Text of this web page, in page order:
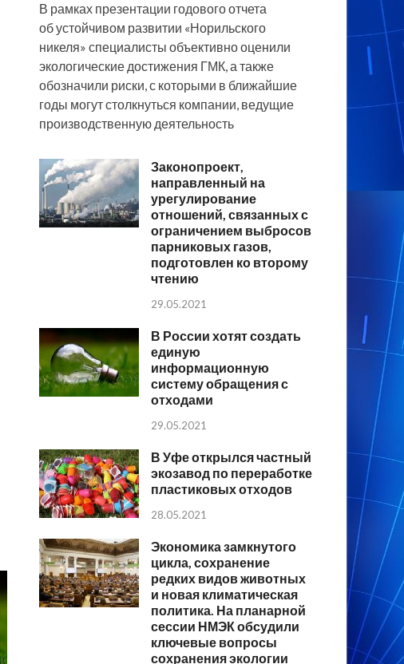
В рамках презентации годового отчета
об устойчивом развитии «Норильского
никеля» специалисты объективно оценили
экологические достижения ГМК, а также
обозначили риски, с которыми в ближайшие
годы могут столкнуться компании, ведущие
производственную деятельность
Законопроект,
направленный на
урегулирование
отношений, связанных с
ограничением выбросов
парниковых газов,
подготовлен ко второму
чтению
29.05.2021
В России хотят создать
единую
информационную
систему обращения с
отходами
29.05.2021
В Уфе открылся частный
экозавод по переработке
пластиковых отходов
28.05.2021
Экономика замкнутого
цикла, сохранение
редких видов животных
и новая климатическая
политика. На планарной
сессии НМЭК обсудили
ключевые вопросы
сохранения экологии